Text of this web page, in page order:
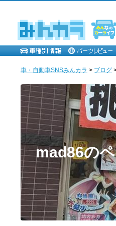
車・自動車SNSみんカラ > ブログ
mad86の